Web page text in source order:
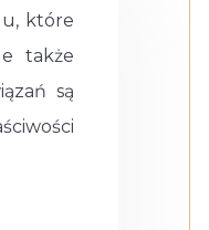
które
także
są